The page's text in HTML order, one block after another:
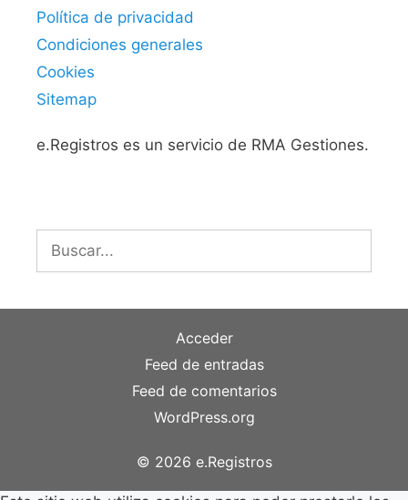
Política de privacidad
Condiciones generales
Cookies
Sitemap
e.Registros es un servicio de RMA Gestiones.
Acceder
Feed de entradas
Feed de comentarios
WordPress.org
© 2026 e.Registros